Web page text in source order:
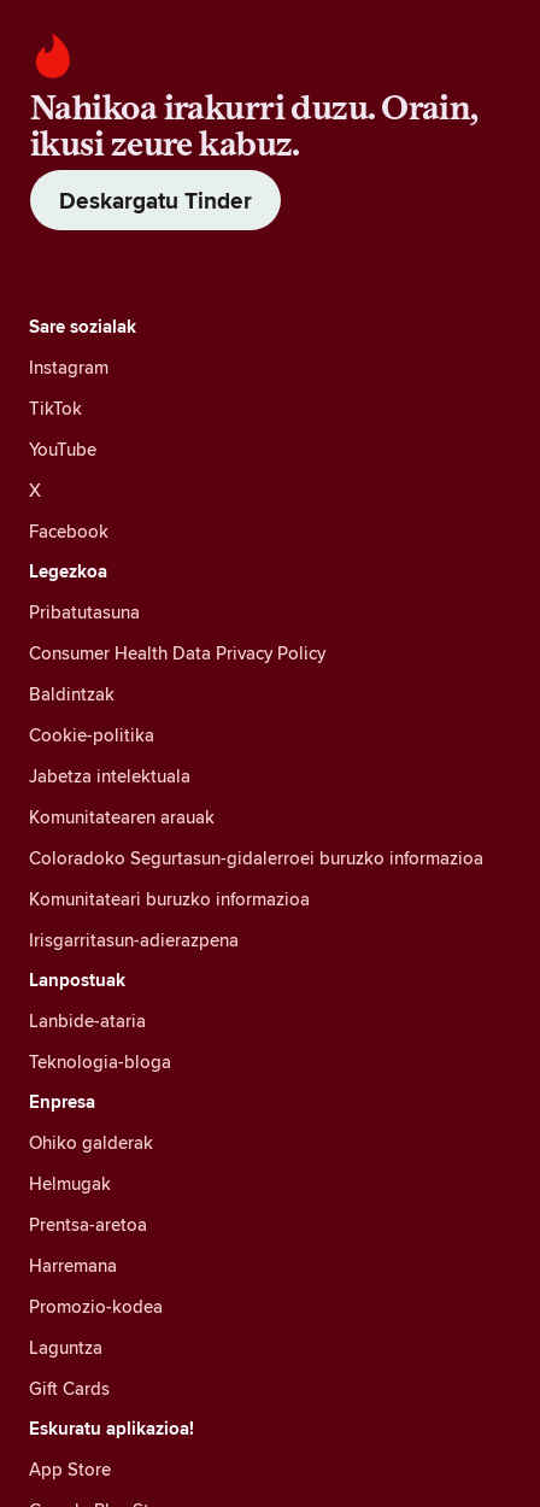
Nahikoa irakurri duzu. Orain,
ikusi zeure kabuz.
Deskargatu Tinder
Sare sozialak
Instagram
TikTok
YouTube
X
Facebook
Legezkoa
Pribatutasuna
Consumer Health Data Privacy Policy
Baldintzak
Cookie-politika
Jabetza intelektuala
Komunitatearen arauak
Coloradoko Segurtasun-gidalerroei buruzko informazioa
Komunitateari buruzko informazioa
Irisgarritasun-adierazpena
Lanpostuak
Lanbide-ataria
Teknologia-bloga
Enpresa
Ohiko galderak
Helmugak
Prentsa-aretoa
Harremana
Promozio-kodea
Laguntza
Gift Cards
Eskuratu aplikazioa!
App Store